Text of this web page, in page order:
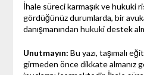
İhale süreci karmaşık ve hukuki
gördüğünüz durumlarda, bir
danışmanından hukuki destek
Unutmayın: Bu yazı, taşımalı
girmeden önce dikkate almanız